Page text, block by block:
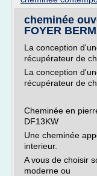
cheminée
FOYER
La conception
récupérateur de
La conception
récupérateur de
Cheminée en
DF13KW
Une cheminée
interieur.
A vous de choisir
moderne ou